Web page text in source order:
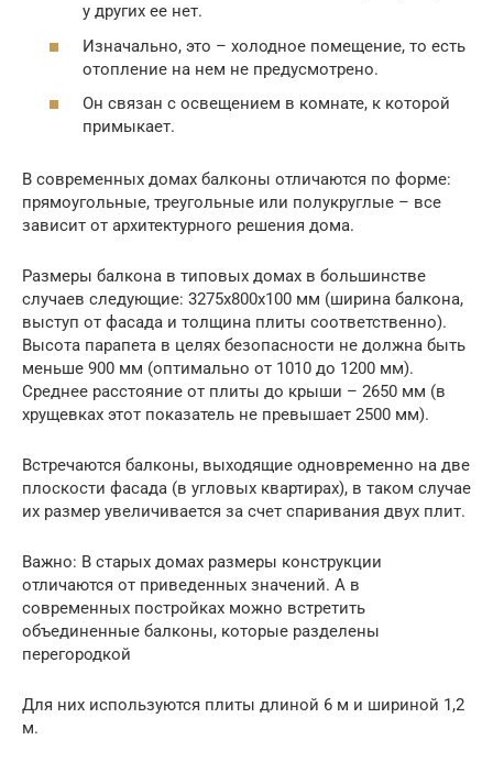
у других ее нет.
Изначально, это – холодное помещение, то есть
отопление на нем не предусмотрено.
Он связан с освещением в комнате, к которой
примыкает.
В современных домах балконы отличаются по форме:
прямоугольные, треугольные или полукруглые – все
зависит от архитектурного решения дома.
Размеры балкона в типовых домах в большинстве
случаев следующие: 3275x800x100 мм (ширина балкона,
выступ от фасада и толщина плиты соответственно).
Высота парапета в целях безопасности не должна быть
меньше 900 мм (оптимально от 1010 до 1200 мм).
Среднее расстояние от плиты до крыши – 2650 мм (в
хрущевках этот показатель не превышает 2500 мм).
Встречаются балконы, выходящие одновременно на две
плоскости фасада (в угловых квартирах), в таком случае
их размер увеличивается за счет спаривания двух плит.
Важно: В старых домах размеры конструкции
отличаются от приведенных значений. А в
современных постройках можно встретить
объединенные балконы, которые разделены
перегородкой
Для них используются плиты длиной 6 м и шириной 1,2
м.